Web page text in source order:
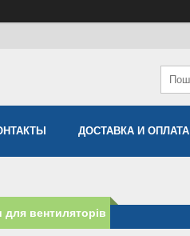
ДОСТАВКА И ОПЛАТА
для вентиляторів